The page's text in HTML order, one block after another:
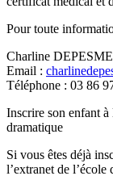
Pour toute
Charline DEPESME
Email :
Téléphone : 03 86
Inscrire son enfant à
dramatique
Si vous êtes déjà
l’extranet de